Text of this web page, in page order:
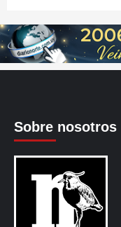
Sobre nosotros